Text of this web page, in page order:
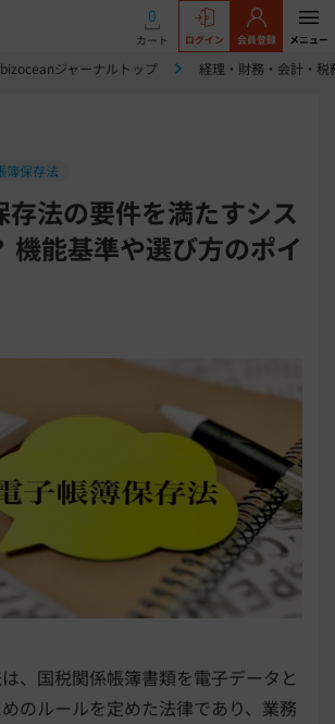
0
カート ログイン 会員登録 メニュー
bizoceanジャーナルトップ 経理・財務・会計・税
簿保存法
存法の要件を満たすシス
機能基準や選び方のポイ
、国税関係帳簿書類を電子データと
のルールを定めた法律であり、業務